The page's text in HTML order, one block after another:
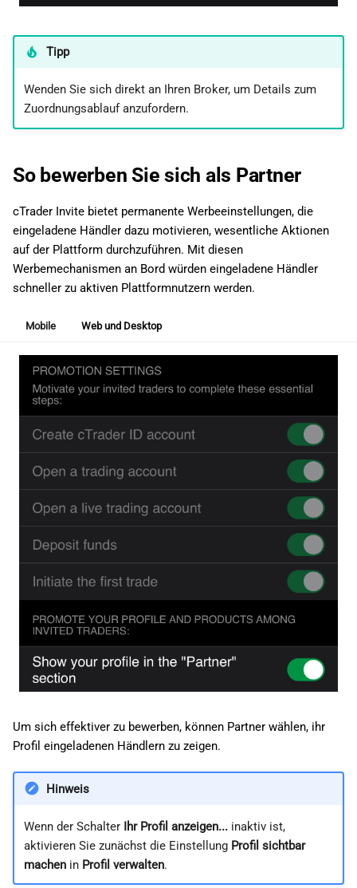
Tipp
Wenden Sie sich direkt an Ihren Broker, um Details zum
Zuordnungsablauf anzufordern.
So bewerben Sie sich als Partner
cTrader Invite bietet permanente Werbeeinstellungen, die
eingeladene Händler dazu motivieren, wesentliche Aktionen
auf der Plattform durchzuführen. Mit diesen
Werbemechanismen an Bord würden eingeladene Händler
schneller zu aktiven Plattformnutzern werden.
Mobile Web und Desktop
Um sich effektiver zu bewerben, können Partner wählen, ihr
Profil eingeladenen Händlern zu zeigen.
Hinweis
Wenn der Schalter Ihr Profil anzeigen...inaktiv ist,
aktivieren Sie zunächst die Einstellung Profil sichtbar
machenin Profil verwalten.